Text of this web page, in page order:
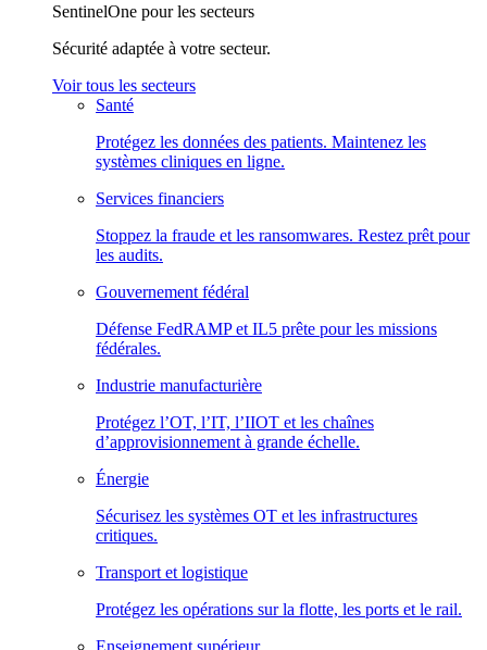
SentinelOne pour les secteurs
Sécurité adaptée à votre secteur.
Voir tous les secteurs
Santé
Protégez les données des patients. Maintenez les
systèmes cliniques en ligne.
Services financiers
Stoppez la fraude et les ransomwares. Restez prêt pour
les audits.
Gouvernement fédéral
Défense FedRAMP et IL5 prête pour les missions
fédérales.
Industrie manufacturière
Protégez l’OT, l’IT, l’IIOT et les chaînes
d’approvisionnement à grande échelle.
Énergie
Sécurisez les systèmes OT et les infrastructures
critiques.
Transport et logistique
Protégez les opérations sur la flotte, les ports et le rail.
Enseignement supérieur